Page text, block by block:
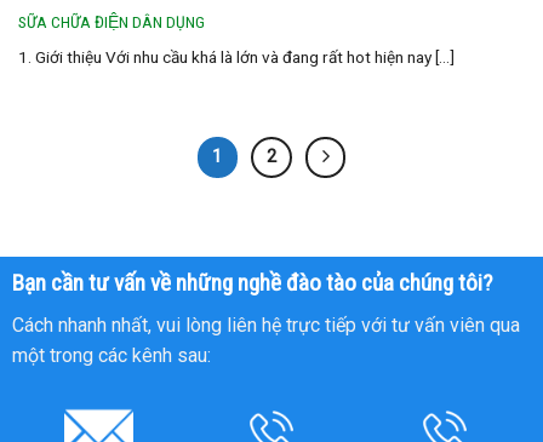
SỮA CHỮA ĐIỆN DÂN DỤNG
1. Giới thiệu Với nhu cầu khá là lớn và đang rất hot hiện nay [...]
1 2
Bạn cần tư vấn về những nghề đào tào của chúng tôi?
Cách nhanh nhất, vui lòng liên hệ trực tiếp với tư vấn viên qua
một trong các kênh sau: